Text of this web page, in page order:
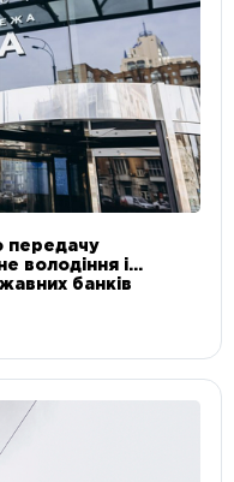
передачу
володіння і
банків